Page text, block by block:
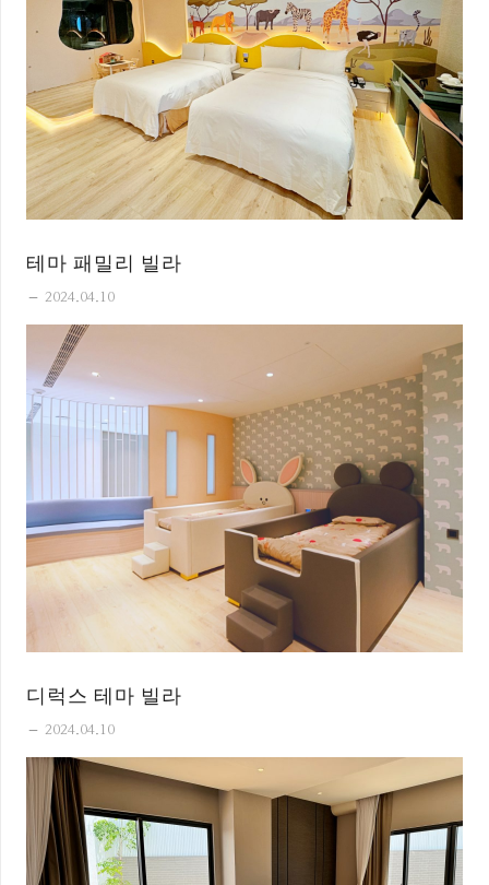
테마 패밀리 빌라
remove 2024.04.10
디럭스 테마 빌라
remove 2024.04.10